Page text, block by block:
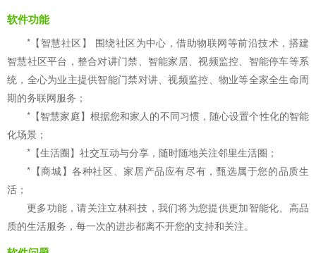
软件功能
*【智慧社区】 围绕社区为中心，借助物联网等前沿技术，搭建
智慧社区平台，整合对讲门禁、智能家居、视频监控、智能停车等系
统，全心为业主提供智能门禁对讲、视频监控、物业等全家全生命周
期的务联网服务；
*【智慧家庭】根据您和家人的不同习惯，随心设置个性化的智能
化场景；
*【生活圈】社交互动与分享，随时随地关注邻里生活圈；
*【商城】各种社区、家居产品应有尽有，甄选属于您的品质生
活；
更多功能，请关注立林科技，我们将为您提供更加智能化、高品
质的生活服务，每一次的进步都离不开您的支持和关注。